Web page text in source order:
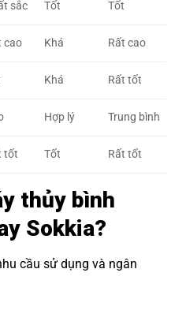
sắc Tốt Tốt
cao Khá Rất cao
Khá Rất tốt
Hợp lý Trung bình
tốt Tốt Rất tốt
thủy bình
Sokkia?
cầu sử dụng và ngân